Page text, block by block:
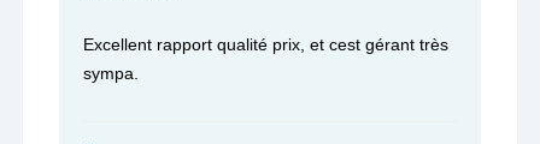
Excellent rapport qualité prix, et cest gérant très
sympa.